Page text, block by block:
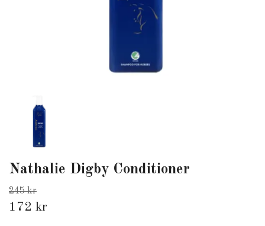
Nathalie Digby Conditioner
245 kr
172 kr